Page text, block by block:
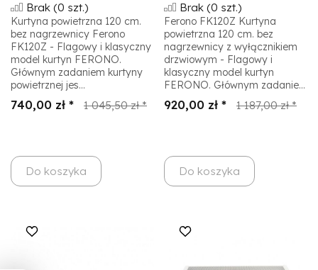
Brak (0 szt.)
Kurtyna powietrzna 120 cm.
bez nagrzewnicy Ferono
FK120Z - Flagowy i klasyczny
model kurtyn FERONO.
Głównym zadaniem kurtyny
powietrznej jes...
740,00 zł * 1 045,50 zł *
Do koszyka
Brak (0 szt.)
Ferono FK120Z Kurtyna
powietrzna 120 cm. bez
nagrzewnicy z wyłącznikiem
drzwiowym - Flagowy i
klasyczny model kurtyn
FERONO. Głównym zadanie...
920,00 zł * 1 187,00 zł *
Do koszyka